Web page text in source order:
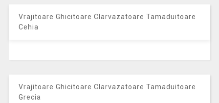
Vrajitoare Ghicitoare Clarvazatoare Tamaduitoare
Cehia
Vrajitoare Ghicitoare Clarvazatoare Tamaduitoare
Grecia